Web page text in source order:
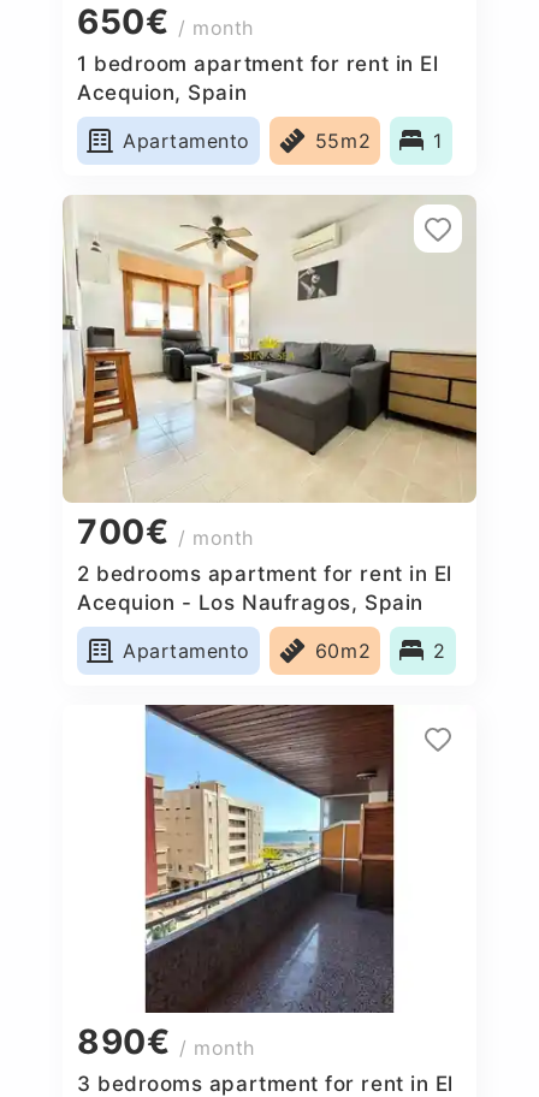
650€ / month
1 bedroom apartment for rent in El
Acequion, Spain
Apartamento
55m2 1
700€ / month
2 bedrooms apartment for rent in El
Acequion - Los Naufragos, Spain
Apartamento
60m2 2
890€ / month
3 bedrooms apartment for rent in El